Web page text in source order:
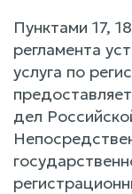
Пунктами 17,
регламента
услуга по
дел